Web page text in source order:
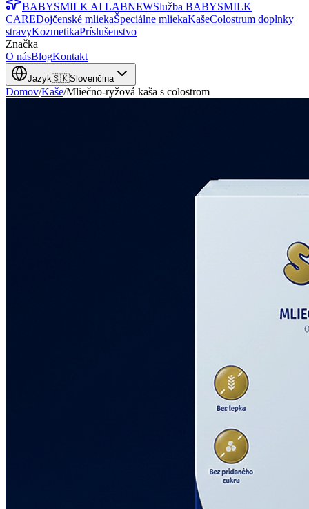
BABYSMILK AI LABNEWSlužba BABYSMILK
CAREDojčenské mliekaŠpeciálne mliekaKašeColostrum doplnky
stravyKozmetikaPríslušenstvo
Značka
O násBlogKontakt
Jazyk🇸🇰Slovenčina
Domov/Kaše/Mliečno-ryžová kaša s colostrom